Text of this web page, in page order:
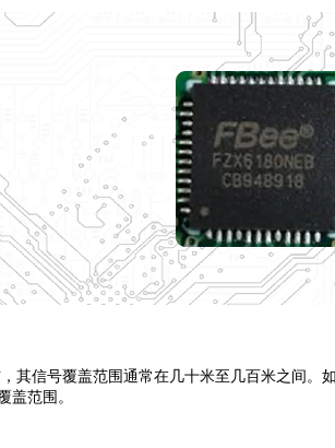
信号覆盖范围通常在几十米至几百米之间。
盖范围。